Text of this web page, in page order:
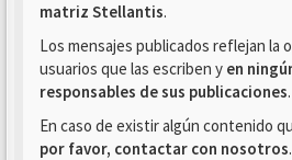
matriz Stellantis.
Los mensajes publicados reflejan la
usuarios que las escriben y en
responsables de sus publicaciones.
En caso de existir algún contenido
por favor, contactar con nosotros